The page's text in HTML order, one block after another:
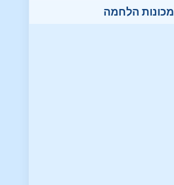
מכונות הלחמה